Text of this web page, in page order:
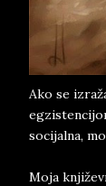
Ako se
socijalna,
Moja